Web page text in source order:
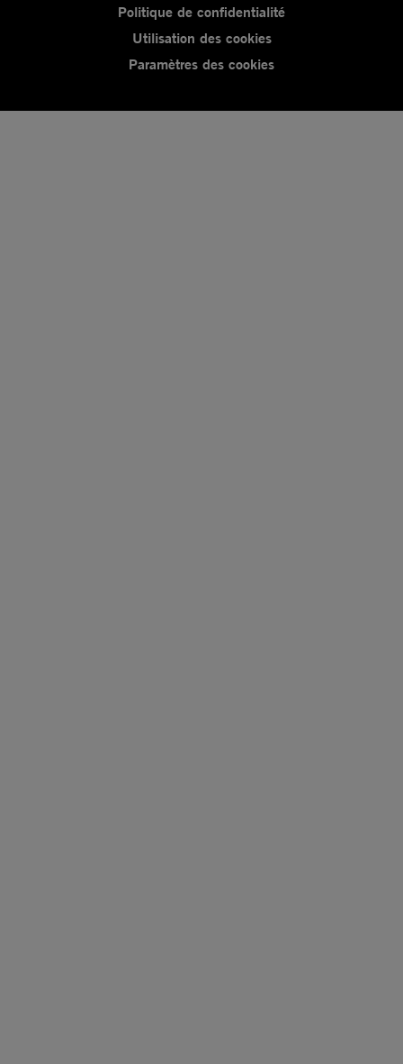
Politique de confidentialité
Utilisation des cookies
Paramètres des cookies